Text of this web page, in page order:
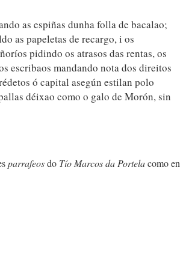
as espiñas dunha folla de bacalao;
as papeletas de recargo, i os
pidindo os atrasos das rentas, os
escribaos mandando nota dos direitos
ó capital asegún estilan polo
déixao como o galo de Morón, sin
parrafeosdo Tío Marcos da Portelacomo en